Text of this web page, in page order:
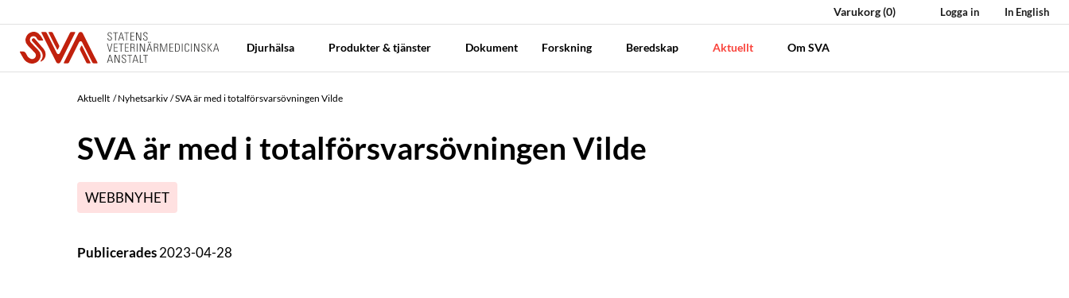
Varukorg(0) Logga in In English
Djurhälsa Produkter & tjänster Dokument Forskning Beredskap Aktuellt Om SVA
Aktuellt Nyhetsarkiv SVA är med i totalförsvarsövningen Vilde
SVA är med i totalförsvarsövningen Vilde
WEBBNYHET
Publicerades2023-04-28